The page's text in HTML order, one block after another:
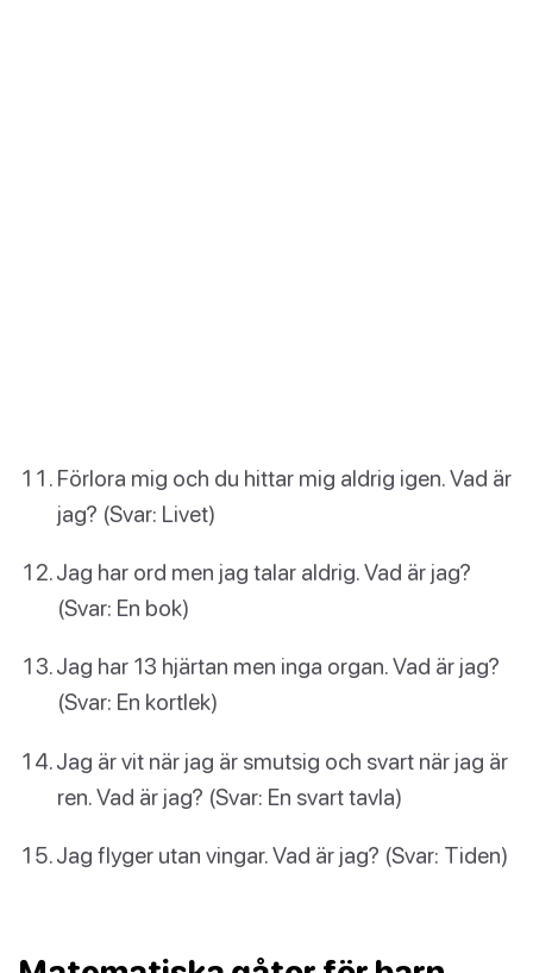
Förlora mig och du hittar mig aldrig igen. Vad är
jag? (Svar: Livet)
Jag har ord men jag talar aldrig. Vad är jag?
(Svar: En bok)
Jag har 13 hjärtan men inga organ. Vad är jag?
(Svar: En kortlek)
Jag är vit när jag är smutsig och svart när jag är
ren. Vad är jag? (Svar: En svart tavla)
Jag flyger utan vingar. Vad är jag? (Svar: Tiden)